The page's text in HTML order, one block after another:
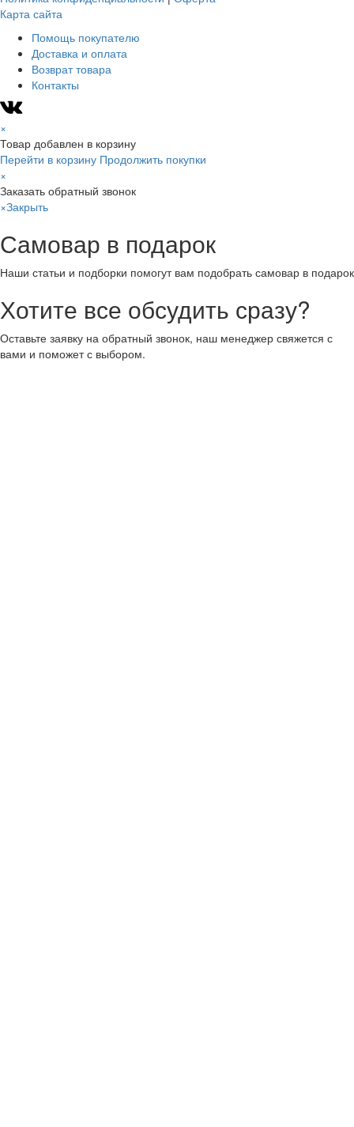
Карта сайта
Помощь покупателю
Доставка и оплата
Возврат товара
Контакты
×
Товар добавлен в корзину
Перейти в корзину Продолжить покупки
×
Заказать обратный звонок
×Закрыть
Самовар в подарок
Наши статьи и подборки помогут вам подобрать самовар в подарок
Хотите все обсудить сразу?
Оставьте заявку на обратный звонок, наш менеджер свяжется с
вами и поможет с выбором.